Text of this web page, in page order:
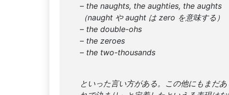
– the naughts, the aughties, the aughts
（naught や aught は zero を意味する）
– the double-ohs
– the zeroes
– the two-thousands
といった言い方がある。この他にもまだ